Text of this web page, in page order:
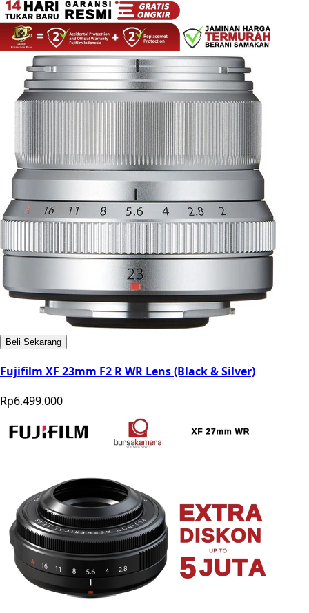
Beli Sekarang
Fujifilm XF 23mm F2 R WR Lens (Black & Silver)
Rp6.499.000